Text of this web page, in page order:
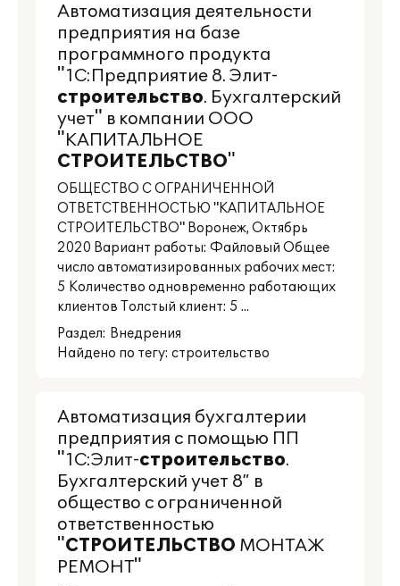
Автоматизация деятельности
предприятия на базе
программного продукта
"1С:Предприятие 8. Элит-
строительство. Бухгалтерский
учет" в компании ООО
"КАПИТАЛЬНОЕ
СТРОИТЕЛЬСТВО"
ОБЩЕСТВО С ОГРАНИЧЕННОЙ
ОТВЕТСТВЕННОСТЬЮ "КАПИТАЛЬНОЕ
СТРОИТЕЛЬСТВО" Воронеж, Октябрь
2020 Вариант работы: Файловый Общее
число автоматизированных рабочих мест:
5 Количество одновременно работающих
клиентов Толстый клиент: 5 ...
Раздел: Внедрения
Найдено по тегу: строительство
Автоматизация бухгалтерии
предприятия с помощью ПП
"1C:Элит-строительство.
Бухгалтерский учет 8” в
общество с ограниченной
ответственностью
"СТРОИТЕЛЬСТВО МОНТАЖ
РЕМОНТ"